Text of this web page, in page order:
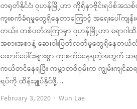
တရုတ်နိုင်ငံ၊ ဝူဟန်မြို့ဟာ ကိုရိုနာဗိုင်းရပ်စ်အသစ်
ကူးစက်ခံရမှုတွေရှိနေတာကြောင့် အရေးပေါ်ကျန်း
တယ်။ တစ်ပတ်အကြာမှာ ဝူဟန်မြို့ဟာ ရောဂါထိန်
အစားအစာနဲ့ ဆေးဝါးပြတ်လတ်မှုတွေရှိနေတ
ထောင်ပေါင်းများစွာ ကူးစက်ခံနေရတဲ့အတွက် ဆ
ကယ်တင်နေရပြီး ကမ္ဘာတစ်ဝှမ်းက ကျွမ်းကျင်
ရပ်ကို ထိန်းချုပ်နိုင်ဖို့…
February 3, 2020
Author
Wun Lae